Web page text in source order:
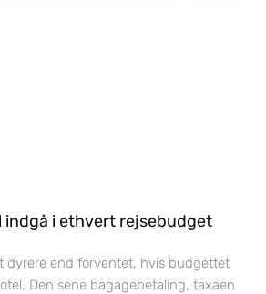
indgå i ethvert rejsebudget
dyrere end forventet, hvis budgettet
Den sene bagagebetaling, taxaen